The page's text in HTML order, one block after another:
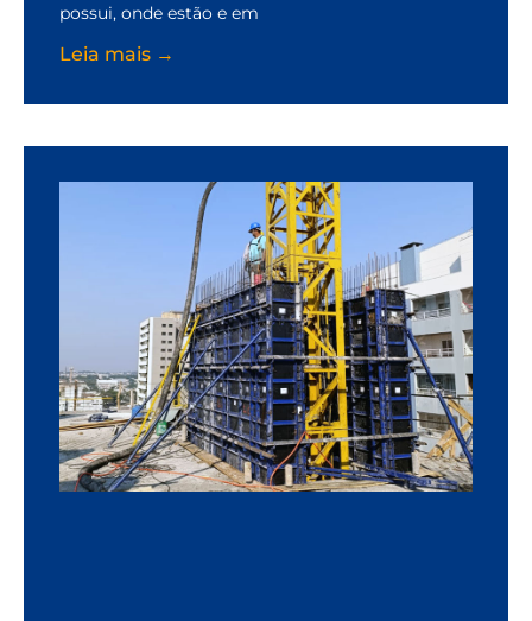
possui, onde estão e em
Leia mais →